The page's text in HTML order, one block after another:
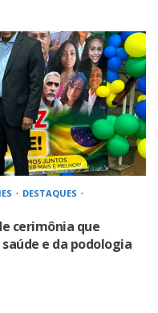
DESTAQUES
cerimônia que
e da podologia